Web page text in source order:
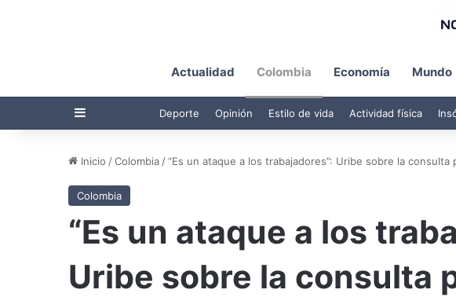
Actualidad Colombia Economía Mundo
Barra lateral Deporte Opinión Estilo de vida Actividad física
Inicio /Colombia /“Es un ataque a los trabajadores”: Uribe sobre la consulta
Colombia
“Es un ataque a los
Uribe sobre la consulta